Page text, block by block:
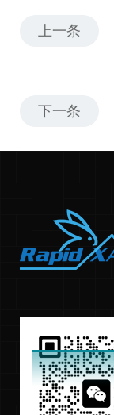
上一条
下一条